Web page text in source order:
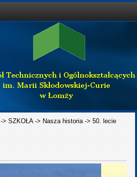
->SZKOŁA-> Nasza historia ->50. lecie